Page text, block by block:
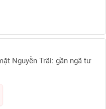
Nguyễn Trãi: gần ngã tư